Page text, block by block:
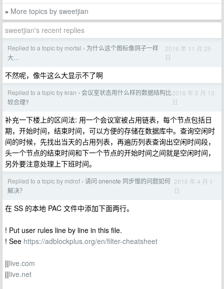
» More topics by sweetjian
sweetjian's recent replies
Replied to a topic by mortal › 为什么这个图标像鸽子一样
大…
2016 年 11 月 25
日
不然呢，像牛这么大显示不了啊
Replied to a topic by kran › 会议室状态用什么样的数据结构比
较合理?
2016 年 5 月 13
日
补充一下楼上的区间法: 用一个会议室被占用链表，每个节点包括日
期，开始时间，结束时间，可以方便的存储在数据库中。查询空闲时
间的时候，先找出当天的占用列表，再遍历列表查询出空闲时间段，
头一个节点的结束时间和下一个节点的开始时间之间就是空闲时间，
另外要注意处理上下班时间。
Replied to a topic by mdrof › 请问 onenote 同步慢的问题如何
解决？
2016 年 4 月 1
日
在 SS 的本地 PAC 文件中添加下面两行。
! Put user rules line by line in this file.
! See https://adblockplus.org/en/filter-cheatsheet
||live.com
||live.net